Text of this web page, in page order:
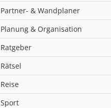
Partner- & Wandplaner
Planung & Organisation
Ratgeber
Rätsel
Reise
Sport